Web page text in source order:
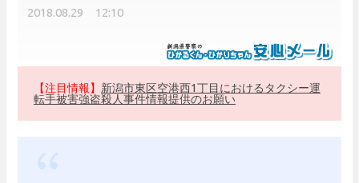
2018.08.29 12:10
【注目情報】 新潟市東区空港西1丁目におけるタクシー運
転手被害強盗殺人事件情報提供のお願い